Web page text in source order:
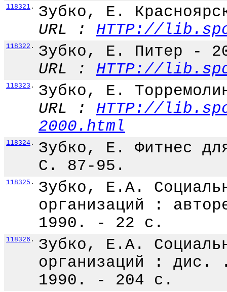
118321 .
Зубко, Е.
URL : HTTP://
118322 .
Зубко, Е. Питер -
URL : HTTP://
118323 .
Зубко, Е.
URL : HTTP://
2000.html
118324 .
Зубко, Е. Фитнес
С. 87-95.
118325 .
Зубко, Е.А.
организаций :
1990. - 22 с.
118326 .
Зубко, Е.А.
организаций :
1990. - 204 с.